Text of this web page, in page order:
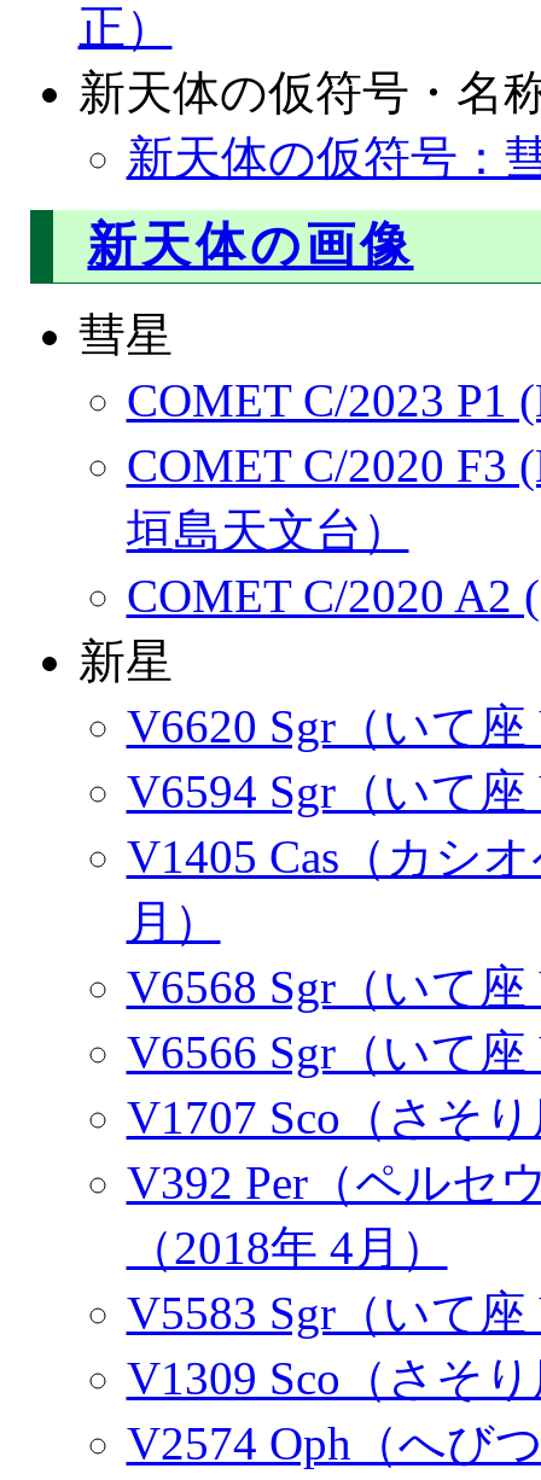
正）
新天体の仮符号・名
新天体の仮符号：
新天体の画像
彗星
COMET C/2023 P1
COMET C/2020 F3
垣島天文台）
COMET C/2020 A2
新星
V6620 Sgr（いて
V6594 Sgr（いて
V1405 Cas（カシ
月）
V6568 Sgr（いて
V6566 Sgr（いて
V1707 Sco（さそ
V392 Per（ペルセ
（2018年 4月）
V5583 Sgr（いて
V1309 Sco（さそ
V2574 Oph（へび